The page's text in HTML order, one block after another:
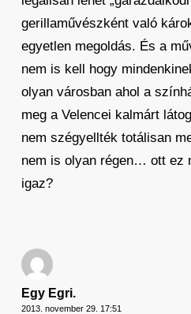
gerillaművészként való
egyetlen megoldás. És a
nem is kell hogy
olyan városban ahol a
meg a Velencei kalmárt
nem szégyellték totálisan
nem is olyan régen… ott ez
igaz?
Egy Egri.
2013. november 29. 17:51